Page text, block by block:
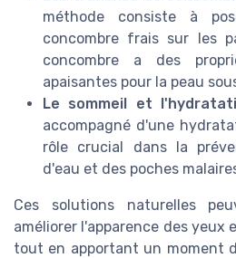
méthode consiste à
concombre frais sur les
concombre a des
apaisantes pour la peau
Le sommeil et
accompagné d'une
rôle crucial dans la
d'eau et des poches
Ces solutions naturelles
améliorer l'apparence des yeux
tout en apportant un moment